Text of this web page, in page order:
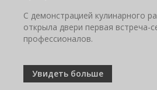
С демонстрацией кулинарного
открыла двери первая встреча-
профессионалов.
Увидеть больше